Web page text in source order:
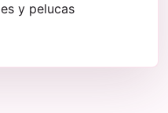
y pelucas